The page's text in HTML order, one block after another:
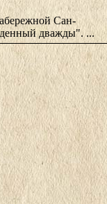
Сан-
дважды". ...